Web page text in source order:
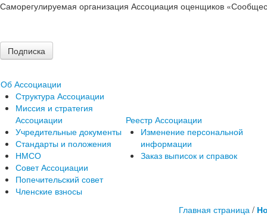
Саморегулируемая организация Ассоциация оценщиков
Подписка
Об Ассоциации
Структура Ассоциации
Миссия и стратегия
Ассоциации
Учредительные документы
Стандарты и положения
НМСО
Совет Ассоциации
Попечительский совет
Членские взносы
Реестр Ассоциации
Изменение персональной
информации
Заказ выписок и справок
Главная страница /